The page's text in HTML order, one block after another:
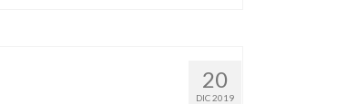
20
DIC 2019